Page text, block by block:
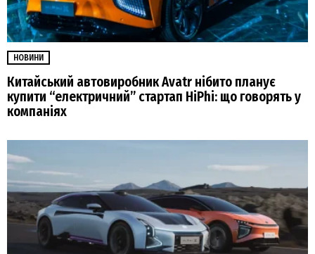
НОВИНИ
Китайський автовиробник Avatr нібито планує
купити “електричний” стартап HiPhi: що говорять у
компаніях